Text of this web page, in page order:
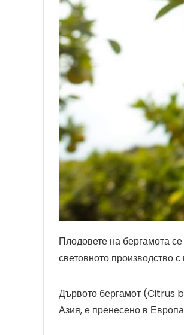
Плодовете на бергамота
световното производство
Дървото бергамот (Citrus
Азия, е пренесено в